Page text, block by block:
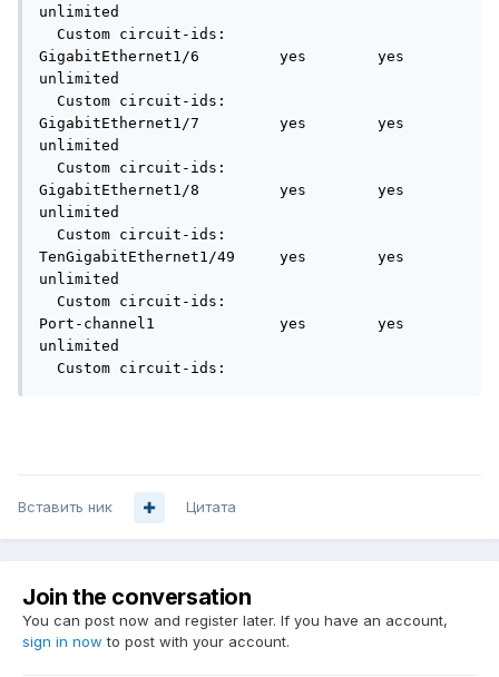
unlimited
GigabitEthernet1/6         yes        yes
unlimited
GigabitEthernet1/7         yes        yes
unlimited
GigabitEthernet1/8         yes        yes
unlimited
TenGigabitEthernet1/49     yes        yes
unlimited
Port-channel1              yes        yes
unlimited
  Custom circuit-ids:
Вставить ник Цитата
Join the conversation
You can post now and register later. If you have an account,
sign in now to post with your account.